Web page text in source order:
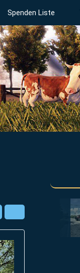
Spenden Liste